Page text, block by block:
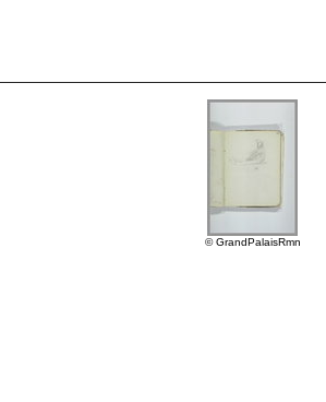
© GrandPalaisRmn